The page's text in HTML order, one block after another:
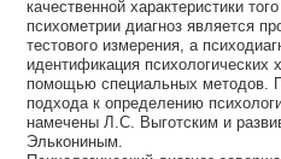
качественной характеристики
психометрии диагноз является
тестового измерения, а
идентификация психологических
помощью специальных методов.
подхода к определению
намечены Л.С. Выготским и
Элькониным.